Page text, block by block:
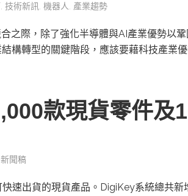
技術新訊 機器人 產業趨勢
之際，除了強化半導體與AI產業優勢以
構轉型的關鍵階段，應該要藉科技產業
款現貨零件及
新聞稿
速出貨的現貨產品。DigiKey系統總共新